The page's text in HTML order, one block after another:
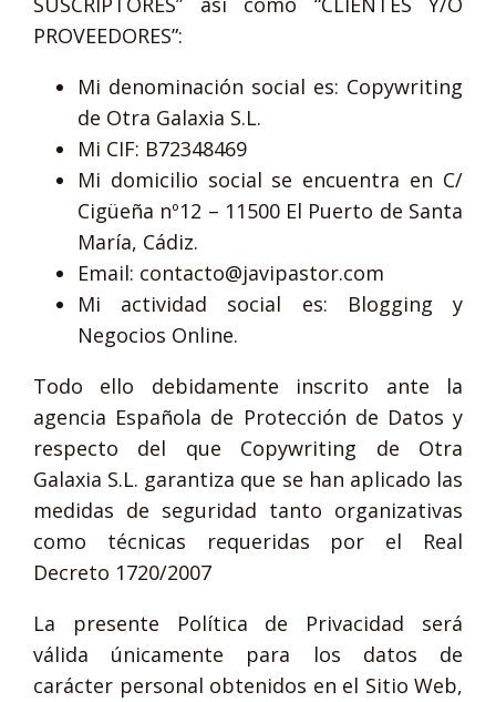
PROVEEDORES”:
Mi denominación social es: Copywriting
de Otra Galaxia S.L.
Mi CIF: B72348469
Mi domicilio social se encuentra en C/
Cigüeña nº12 – 11500 El Puerto de Santa
María, Cádiz.
Email: contacto@javipastor.com
Mi actividad social es: Blogging y
Negocios Online.
Todo ello debidamente inscrito ante la
agencia Española de Protección de Datos y
respecto del que Copywriting de Otra
Galaxia S.L. garantiza que se han aplicado las
medidas de seguridad tanto organizativas
como técnicas requeridas por el Real
Decreto 1720/2007
La presente Política de Privacidad será
válida únicamente para los datos de
carácter personal obtenidos en el Sitio Web,